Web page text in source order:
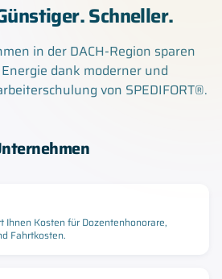
Schneller.
in der DACH-Region sparen
dank moderner und
von SPEDIFORT®.
Ihnen Kosten für Dozentenhonorare,
Fahrtkosten.